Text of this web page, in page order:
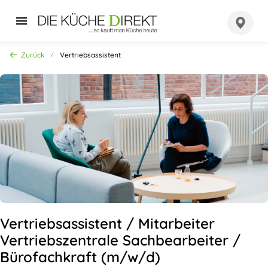
Zurück Vertriebsassistent
Vertriebsassistent / Mitarbeiter
Vertriebszentrale Sachbearbeiter /
Bürofachkraft (m/w/d)